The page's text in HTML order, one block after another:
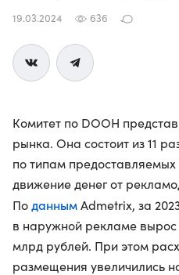
19.03.2024 636
Комитет по DOOH
рынка. Она состоит из 11
по типам предоставляемых
движение денег от
ПоданнымAdmetrix, за
в наружной рекламе вырос
млрд рублей. При этом
размещения увеличились